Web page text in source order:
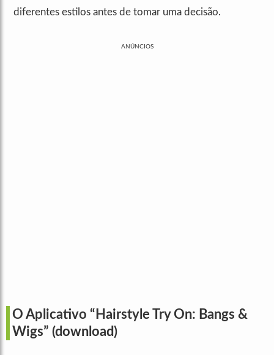
diferentes estilos antes de tomar uma decisão.
ANÚNCIOS
O Aplicativo “Hairstyle Try On: Bangs &
Wigs” (download)